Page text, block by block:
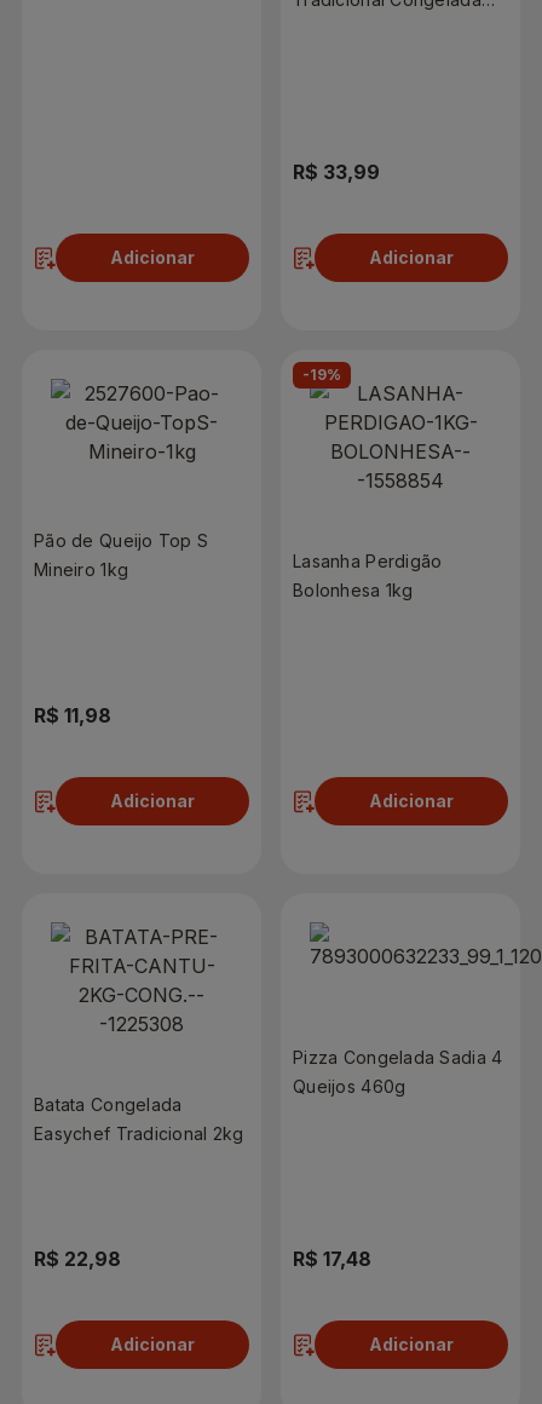
Adicionar
R$ 33,99
Adicionar
Pão de Queijo Top S
Mineiro 1kg
R$ 11,98
Adicionar
-19%
Lasanha Perdigão
Bolonhesa 1kg
Adicionar
Batata Congelada
Easychef Tradicional 2kg
R$ 22,98
Adicionar
Pizza Congelada Sadia 4
Queijos 460g
R$ 17,48
Adicionar